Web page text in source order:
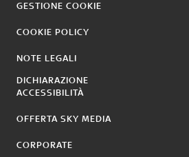
GESTIONE COOKIE
COOKIE POLICY
NOTE LEGALI
DICHIARAZIONE
ACCESSIBILITÀ
OFFERTA SKY MEDIA
CORPORATE